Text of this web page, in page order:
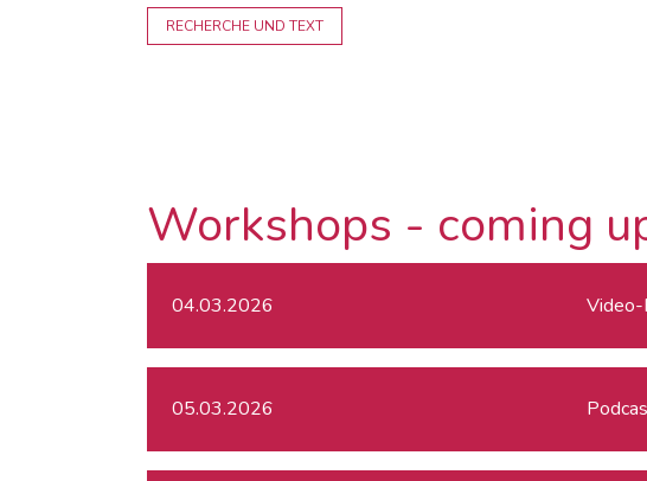
RECHERCHE UND TEXT
Workshops - coming
04.03.2026 Video-
05.03.2026